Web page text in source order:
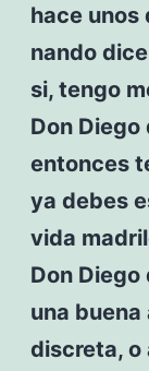
hace unos
nando
si, tengo
Don Diego
entonces
ya debes
vida
Don
una
discreta, o